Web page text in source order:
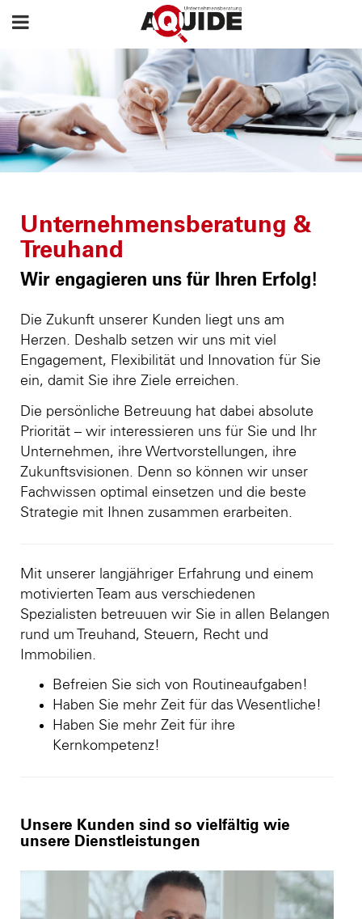
Unternehmensberatung &
Treuhand
Wir engagieren uns für Ihren Erfolg!
Die Zukunft unserer Kunden liegt uns am
Herzen. Deshalb setzen wir uns mit viel
Engagement, Flexibilität und Innovation für Sie
ein, damit Sie ihre Ziele erreichen.
Die persönliche Betreuung hat dabei absolute
Priorität – wir interessieren uns für Sie und Ihr
Unternehmen, ihre Wertvorstellungen, ihre
Zukunftsvisionen. Denn so können wir unser
Fachwissen optimal einsetzen und die beste
Strategie mit Ihnen zusammen erarbeiten.
Mit unserer langjähriger Erfahrung und einem
motivierten Team aus verschiedenen
Spezialisten betreuuen wir Sie in allen Belangen
rund um Treuhand, Steuern, Recht und
Immobilien.
Befreien Sie sich von Routineaufgaben!
Haben Sie mehr Zeit für das Wesentliche!
Haben Sie mehr Zeit für ihre
Kernkompetenz!
Unsere Kunden sind so vielfältig wie
unsere Dienstleistungen